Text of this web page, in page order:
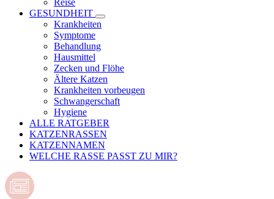
Reise
GESUNDHEIT
Krankheiten
Symptome
Behandlung
Hausmittel
Zecken und Flöhe
Ältere Katzen
Krankheiten vorbeugen
Schwangerschaft
Hygiene
ALLE RATGEBER
KATZENRASSEN
KATZENNAMEN
WELCHE RASSE PASST ZU MIR?